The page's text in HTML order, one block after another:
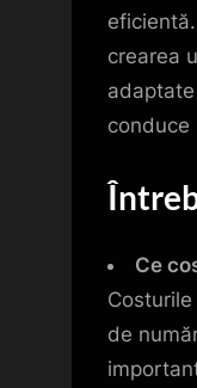
crearea
conduce
Ce
de